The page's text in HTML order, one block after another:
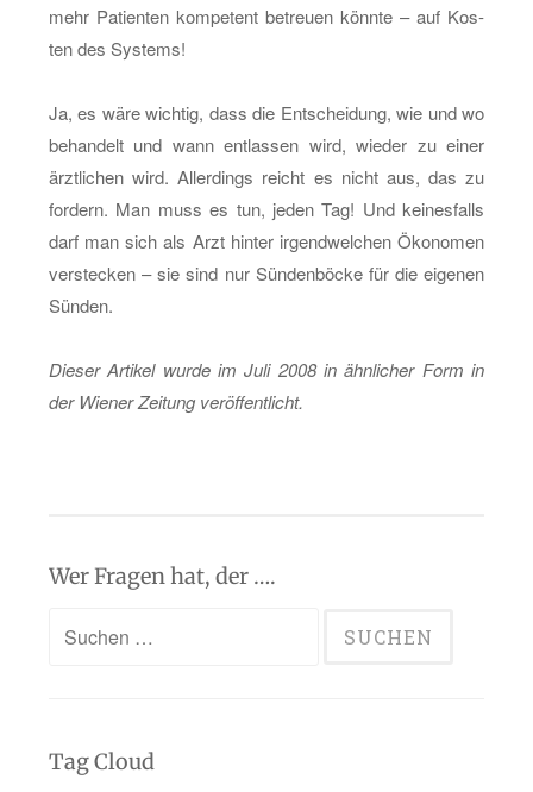
mehr Pa­ti­en­ten kom­pe­tent be­treu­en könn­te – auf Kos­
ten des Sys­tems!
Ja, es wäre wich­tig, dass die Ent­schei­dung, wie und wo
be­han­delt und wann ent­las­sen wird, wie­der zu einer
ärzt­li­chen wird. Al­ler­dings reicht es nicht aus, das zu
for­dern. Man muss es tun, jeden Tag! Und kei­nes­falls
darf man sich als Arzt hin­ter ir­gend­wel­chen Öko­no­men
ver­ste­cken – sie sind nur Sün­den­bö­cke für die ei­ge­nen
Sün­den.
Die­ser Ar­ti­kel wurde im Juli 2008 in ähn­li­cher Form in
der Wie­ner Zei­tung ver­öf­fent­licht.
Wer Fragen hat, der ….
Suchen
Tag Cloud